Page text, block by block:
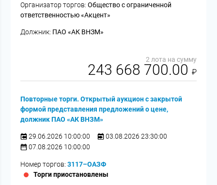
Организатор торгов:Общество с ограниченной
ответственностью «Акцент»
Должник: ПАО «АК ВНЗМ»
2 лота на сумму
243 668 700.00 ₽
Повторные торги. Открытый аукцион с закрытой
формой представления предложений о цене,
должник ПАО «АК ВНЗМ»
29.06.2026 10:00:00
03.08.2026 23:30:00
07.08.2026 10:00:00
Номер торгов:3117–ОАЗФ
Торги приостановлены